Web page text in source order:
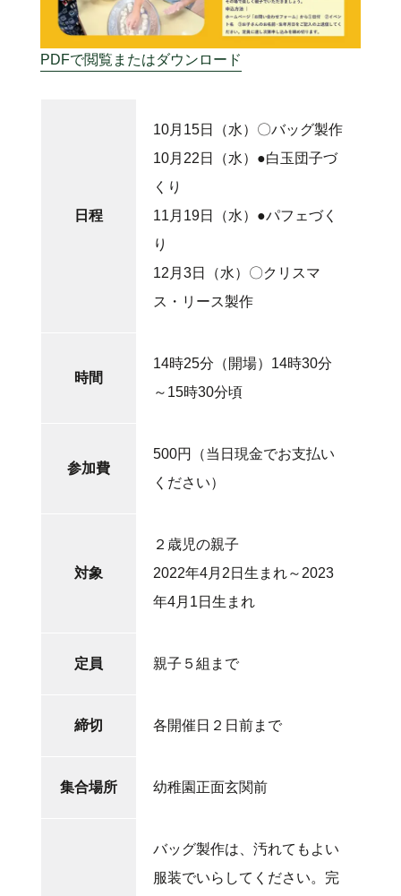
PDFで閲覧またはダウンロード
日程
10月15日（水）〇バッグ製作
10月22日（水）●白玉団子づ
くり
11月19日（水）●パフェづく
り
12月3日（水）〇クリスマ
ス・リース製作
時間
14時25分（開場）14時30分
～15時30分頃
参加費
500円（当日現金でお支払い
ください）
対象
２歳児の親子
2022年4月2日生まれ～2023
年4月1日生まれ
定員 親子５組まで
締切 各開催日２日前まで
集合場所 幼稚園正面玄関前
バッグ製作は、汚れてもよい
服装でいらしてください。完